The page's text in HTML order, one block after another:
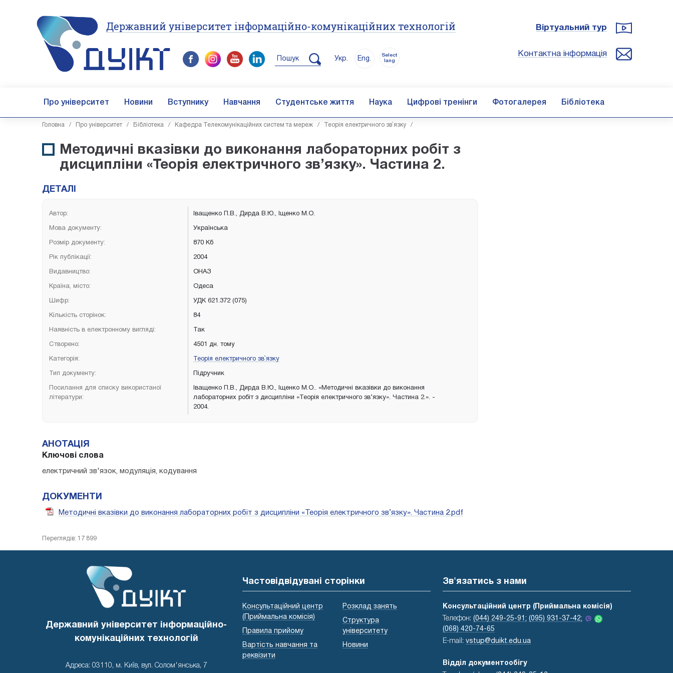
Державний університет інформаційно-комунікаційних технологій
Пошук Укр. Eng.
Select
lang
Віртуальний тур
Контактна інформація
Про університет Новини Вступнику Навчання Студентське життя Наука Цифрові тренінги Фотогалерея Бібліотека
Головна / Про університет/ Бібліотека / Кафедра Телекомунікаційних систем та мереж / Теорія електричного зв`язку /
Методичні вказівки до виконання лабораторних робіт з
дисципліни «Теорія електричного зв’язку». Частина 2.
ДЕТАЛІ
Автор: Іващенко П.В., Дирда В.Ю., Іщенко М.О.
Мова документу: Українська
Розмір документу: 870 Кб
Рік публікації: 2004
Видавництво: ОНАЗ
Країна, місто: Одеса
Шифр: УДК 621.372 (075)
Кількість сторінок: 84
Наявність в електронному вигляді: Так
Створено: 4501 дн. тому
Категорія: Теорія електричного зв`язку
Тип документу: Підручник
Посилання для списку використаної
літератури:
Іващенко П.В., Дирда В.Ю., Іщенко М.О.. «Методичні вказівки до виконання
лабораторних робіт з дисципліни «Теорія електричного зв’язку». Частина 2.». -
2004.
АНОТАЦІЯ
Ключові слова
електричний зв'язок, модуляція, кодування
ДОКУМЕНТИ
Методичні вказівки до виконання лабораторних робіт з дисципліни «Теорія електричного зв’язку». Частина 2.pdf
Переглядів: 17 899
Державний університет інформаційно-
комунікаційних технологій
Адреса: 03110, м. Київ, вул. Солом'янська, 7
Частовідвідувані сторінки
Консультаційний центр
(Приймальна комісія)
Правила прийому
Вартість навчання та
реквізити
Розклад занять
Структура
університету
Новини
Зв'язатись з нами
Консультаційний центр (Приймальна комісія)
Телефон: (044) 249-25-91; (095) 931-37-42;
(068) 420-74-65
E-mail: vstup@duikt.edu.ua
Відділ документообігу